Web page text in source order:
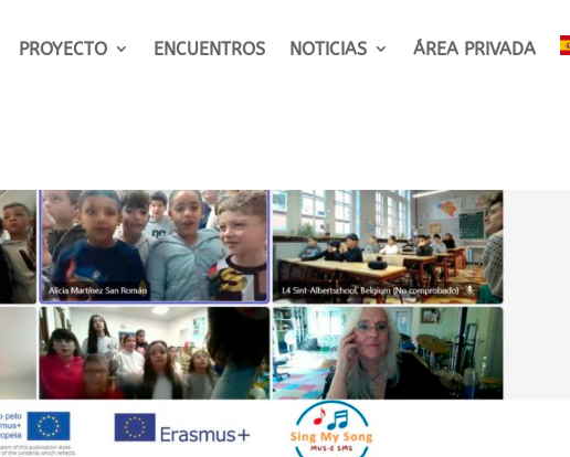
PROYECTO ENCUENTROS NOTICIAS ÁREA PRIVADA